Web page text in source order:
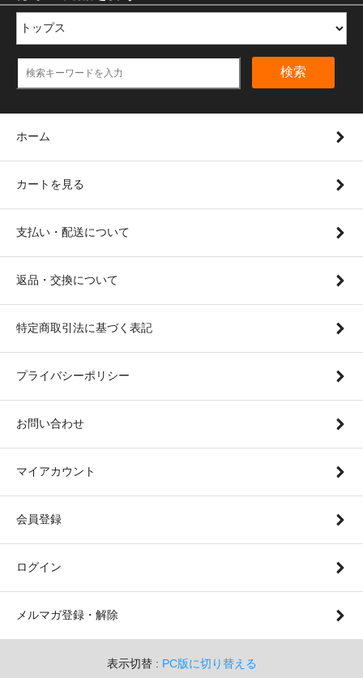
検索
ホーム
カートを見る
支払い・配送について
返品・交換について
特定商取引法に基づく表記
プライバシーポリシー
お問い合わせ
マイアカウント
会員登録
ログイン
メルマガ登録・解除
表示切替 : PC版に切り替える